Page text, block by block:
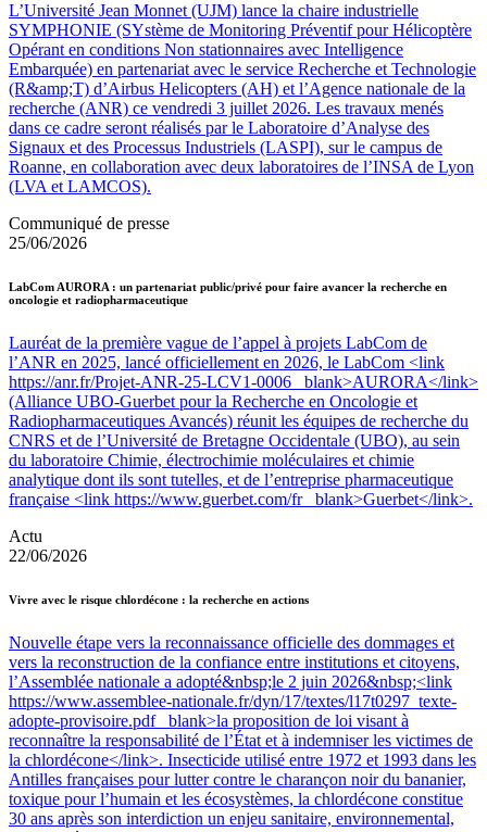
L’Université Jean Monnet (UJM) lance la chaire industrielle
SYMPHONIE (SYstème de Monitoring Préventif pour Hélicoptère
Opérant en conditions Non stationnaires avec Intelligence
Embarquée) en partenariat avec le service Recherche et Technologie
(R&amp;T) d’Airbus Helicopters (AH) et l’Agence nationale de la
recherche (ANR) ce vendredi 3 juillet 2026. Les travaux menés
dans ce cadre seront réalisés par le Laboratoire d’Analyse des
Signaux et des Processus Industriels (LASPI), sur le campus de
Roanne, en collaboration avec deux laboratoires de l’INSA de Lyon
(LVA et LAMCOS).
Communiqué de presse
25/06/2026
LabCom AURORA : un partenariat public/privé pour faire avancer la recherche en
oncologie et radiopharmaceutique
Lauréat de la première vague de l’appel à projets LabCom de
l’ANR en 2025, lancé officiellement en 2026, le LabCom <link
https://anr.fr/Projet-ANR-25-LCV1-0006 _blank>AURORA</link>
(Alliance UBO-Guerbet pour la Recherche en Oncologie et
Radiopharmaceutiques Avancés) réunit les équipes de recherche du
CNRS et de l’Université de Bretagne Occidentale (UBO), au sein
du laboratoire Chimie, électrochimie moléculaires et chimie
analytique dont ils sont tutelles, et de l’entreprise pharmaceutique
française <link https://www.guerbet.com/fr _blank>Guerbet</link>.
Actu
22/06/2026
Vivre avec le risque chlordécone : la recherche en actions
Nouvelle étape vers la reconnaissance officielle des dommages et
vers la reconstruction de la confiance entre institutions et citoyens,
l’Assemblée nationale a adopté&nbsp;le 2 juin 2026&nbsp;<link
https://www.assemblee-nationale.fr/dyn/17/textes/l17t0297_texte-
adopte-provisoire.pdf _blank>la proposition de loi visant à
reconnaître la responsabilité de l’État et à indemniser les victimes de
la chlordécone</link>. Insecticide utilisé entre 1972 et 1993 dans les
Antilles françaises pour lutter contre le charançon noir du bananier,
toxique pour l’humain et les écosystèmes, la chlordécone constitue
30 ans après son interdiction un enjeu sanitaire, environnemental,